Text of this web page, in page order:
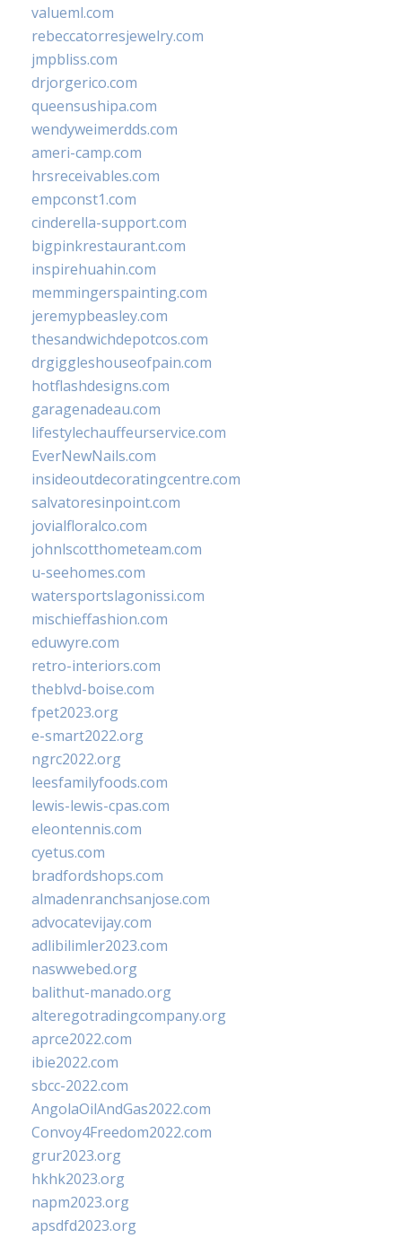
valueml.com
rebeccatorresjewelry.com
jmpbliss.com
drjorgerico.com
queensushipa.com
wendyweimerdds.com
ameri-camp.com
hrsreceivables.com
empconst1.com
cinderella-support.com
bigpinkrestaurant.com
inspirehuahin.com
memmingerspainting.com
jeremypbeasley.com
thesandwichdepotcos.com
drgiggleshouseofpain.com
hotflashdesigns.com
garagenadeau.com
lifestylechauffeurservice.com
EverNewNails.com
insideoutdecoratingcentre.com
salvatoresinpoint.com
jovialfloralco.com
johnlscotthometeam.com
u-seehomes.com
watersportslagonissi.com
mischieffashion.com
eduwyre.com
retro-interiors.com
theblvd-boise.com
fpet2023.org
e-smart2022.org
ngrc2022.org
leesfamilyfoods.com
lewis-lewis-cpas.com
eleontennis.com
cyetus.com
bradfordshops.com
almadenranchsanjose.com
advocatevijay.com
adlibilimler2023.com
naswwebed.org
balithut-manado.org
alteregotradingcompany.org
aprce2022.com
ibie2022.com
sbcc-2022.com
AngolaOilAndGas2022.com
Convoy4Freedom2022.com
grur2023.org
hkhk2023.org
napm2023.org
apsdfd2023.org